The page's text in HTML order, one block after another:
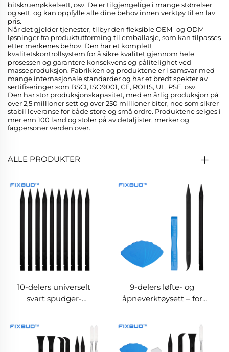
bitskruenøkkelsett, osv. De er tilgjengelige i mange størrelser
og sett, og kan oppfylle alle dine behov innen verktøy til en lav
pris.
Når det gjelder tjenester, tilbyr den fleksible OEM- og ODM-
løsninger fra produktutforming til emballasje, som kan tilpasses
etter merkenes behov. Den har et komplett
kvalitetskontrollsystem for å sikre kvalitet gjennom hele
prosessen og garantere konsekvens og pålitelighet ved
masseproduksjon. Fabrikken og produktene er i samsvar med
mange internasjonale standarder og har et bredt spekter av
sertifiseringer som BSCI, ISO9001, CE, ROHS, UL, PSE, osv.
Den har stor produksjonskapasitet, med en årlig produksjon på
over 2,5 millioner sett og over 250 millioner biter, noe som sikrer
stabil leveranse for både store og små ordre. Produktene selges i
mer enn 100 land og stoler på av detaljister, merker og
fagpersoner verden over.
ALLE PRODUKTER
10-delers universelt
svart spudger-
9-delers løfte- og
åpneverktøysett – for
elektronikkreparasjon